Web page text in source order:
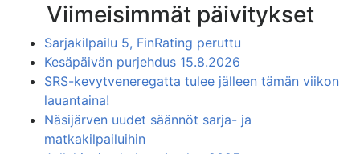
Viimeisimmät päivitykset
Sarjakilpailu 5, FinRating peruttu
Kesäpäivän purjehdus 15.8.2026
SRS-kevytveneregatta tulee jälleen tämän viikon
lauantaina!
Näsijärven uudet säännöt sarja- ja
matkakilpailuihin